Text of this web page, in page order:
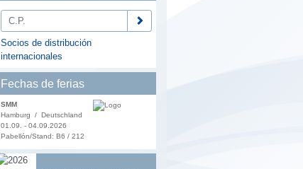
Socios de distribución
internacionales
Fechas de ferias
SMM
Hamburg / Deutschland
01.09. - 04.09.2026
Pabellón/Stand: B6 / 212